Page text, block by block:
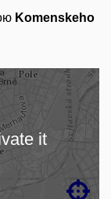
Komenskeho

it